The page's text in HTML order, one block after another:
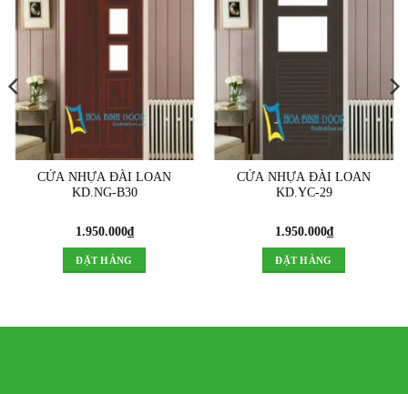
CỬA NHỰA ĐÀI LOAN
KD.NG-B30
1.950.000₫
ĐẶT HÀNG
CỬA NHỰA ĐÀI LOAN
KD.YC-29
1.950.000₫
ĐẶT HÀNG